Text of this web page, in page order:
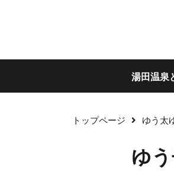
湯田温泉
トップページ ゆう太
ブログゆ